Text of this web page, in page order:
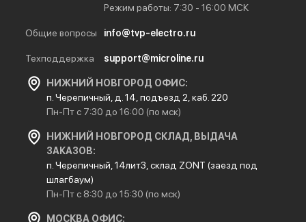
Режим работы: 7:30 - 16:00 МСК
Общие вопросы info@tvp-electro.ru
Техподдержка support@microline.ru
НИЖНИЙ НОВГОРОД ОФИС:
п. Черепичный, д. 14, подъезд 2, каб. 220
Пн-Пт с 7:30 до 16:00 (по мск)
НИЖНИЙ НОВГОРОД СКЛАД, ВЫДАЧА
ЗАКАЗОВ:
п. Черепичный, 14лит3, склад ZONT (заезд под
шлагбаум)
Пн-Пт с 8:30 до 15:30 (по мск)
МОСКВА ОФИС: